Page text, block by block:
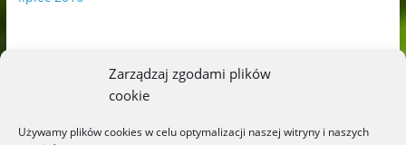
Zarządzaj zgodami plików
cookie
Używamy plików cookies w celu optymalizacji naszej witryny i naszych